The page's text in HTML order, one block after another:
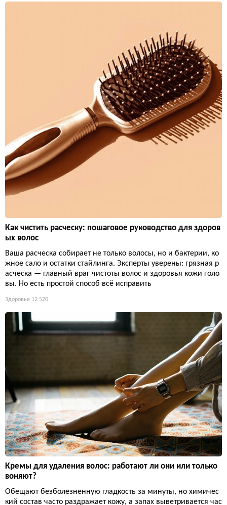
Как чистить расческу: пошаговое руководство для здоров
ых волос
Ваша расческа собирает не только волосы, но и бактерии, ко
жное сало и остатки стайлинга. Эксперты уверены: грязная р
асческа — главный враг чистоты волос и здоровья кожи голо
вы. Но есть простой способ всё исправить
Здоровье 12 520
Кремы для удаления волос: работают ли они или только
воняют?
Обещают безболезненную гладкость за минуты, но химичес
кий состав часто раздражает кожу, а запах выветривается час